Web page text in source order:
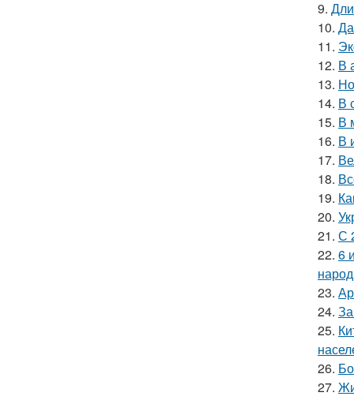
9.
10.
11.
12. В
13.
14. В
15. В
16. В
17.
18.
19.
20.
21. С
22. 6
23.
24.
25.
26.
27.